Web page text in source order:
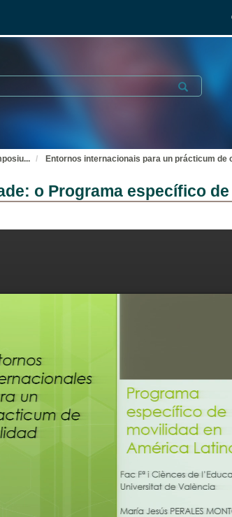
Submit
... Entornos internacionais para un prácticum
o Programa específico